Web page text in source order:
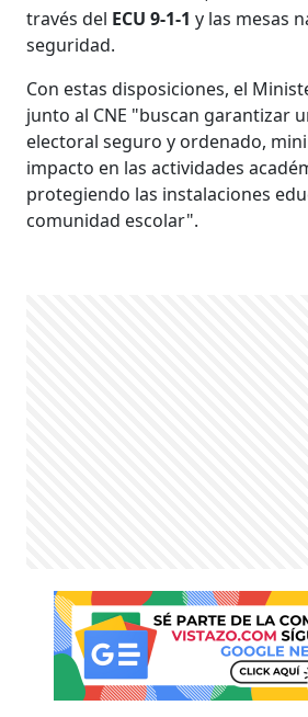
través del ECU 9-1-1y las mesas
seguridad.
Con estas disposiciones, el
junto al CNE "buscan garantizar
electoral seguro y ordenado,
impacto en las actividades
protegiendo las instalaciones
comunidad escolar".